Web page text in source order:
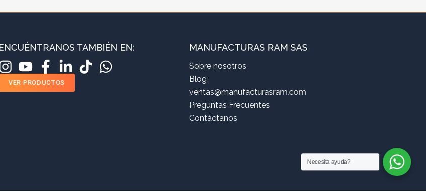
ENCUÉNTRANOS TAMBIÉN EN:
VER PRODUCTOS
MANUFACTURAS RAM SAS
Sobre nosotros
Blog
ventas@manufacturasram.com
Preguntas Frecuentes
Contáctanos
Necesita ayuda?